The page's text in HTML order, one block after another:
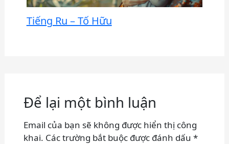
Tiếng Ru – Tố Hữu
Để lại một bình luận
Email của bạn sẽ không được hiển thị công
khai. Các trường bắt buộc được đánh dấu *